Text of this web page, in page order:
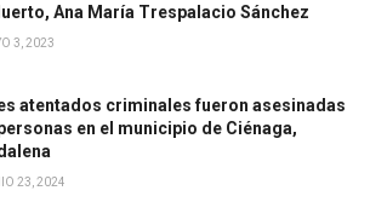
Ana María Trespalacio Sánchez
3, 2023
atentados criminales fueron asesinadas
en el municipio de Ciénaga,
23, 2024